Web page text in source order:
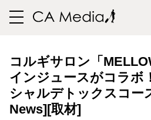
toggle
コルギサロン「
インジュースがコラボ
シャルデトックスコー